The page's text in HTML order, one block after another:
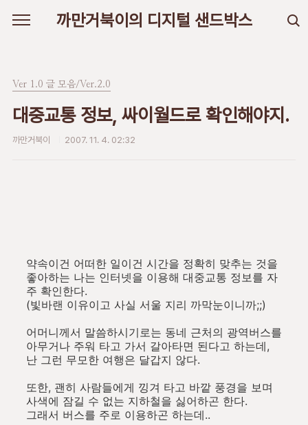
까만거북이의 디지털 샌드박스
Ver 1.0 글 모음/Ver.2.0
대중교통 정보, 싸이월드로 확인해야지.
까만거북이 2007. 11. 4. 02:32
약속이건 어떠한 일이건 시간을 정확히 맞추는 것을
좋아하는 나는 인터넷을 이용해 대중교통 정보를 자
주 확인한다.
(빛바랜 이유이고 사실 서울 지리 까막눈이니까;;)
어머니께서 말씀하시기로는 동네 근처의 광역버스를
아무거나 주워 타고 가서 갈아타면 된다고 하는데,
난 그런 무모한 여행은 달갑지 않다.
또한, 괜히 사람들에게 낑겨 타고 바깥 풍경을 보며
사색에 잠길 수 없는 지하철을 싫어하곤 한다.
그래서 버스를 주로 이용하곤 하는데..